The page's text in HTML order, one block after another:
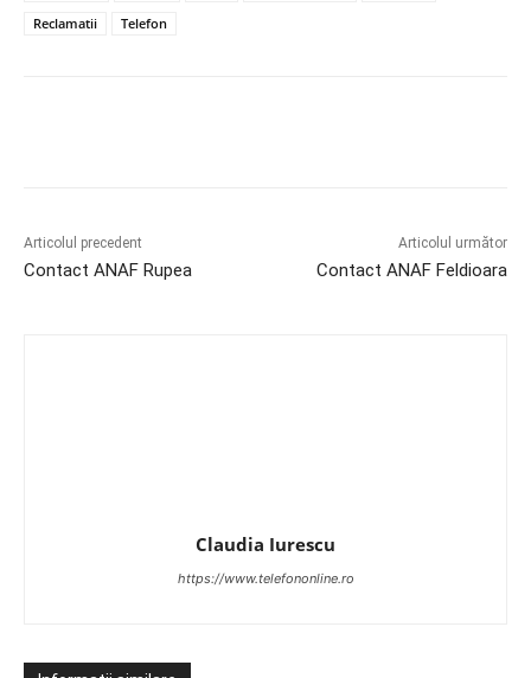
Reclamatii
Telefon
Articolul precedent
Contact ANAF Rupea
Articolul următor
Contact ANAF Feldioara
Claudia Iurescu
https://www.telefononline.ro